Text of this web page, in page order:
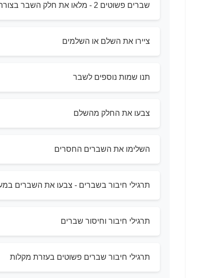
שברים פשוטים 2 - מלאו את חלק השבר בצורה
ציירו את השלם או השלמים
תנו שמות נוספים לשבר
צבעו את החלק מהשלם
השלימו את השברים החסרים
תרגילי חיבור בשברים - צבעו את השברים
תרגילי חיבור וחיסור שברים
תרגילי חיבור שברים פשוטים בעזרת מקלות